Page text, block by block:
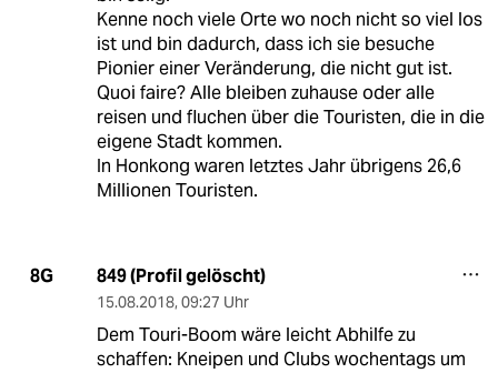
Kenne noch viele Orte wo noch nicht so viel los
ist und bin dadurch, dass ich sie besuche
Pionier einer Veränderung, die nicht gut ist.
Quoi faire? Alle bleiben zuhause oder alle
reisen und fluchen über die Touristen, die in die
eigene Stadt kommen.
In Honkong waren letztes Jahr übrigens 26,6
Millionen Touristen.
8G 849 (Profil gelöscht)
15.08.2018, 09:27 Uhr
Dem Touri-Boom wäre leicht Abhilfe zu
schaffen: Kneipen und Clubs wochentags um